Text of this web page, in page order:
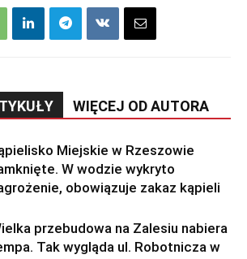
WIĘCEJ OD AUTORA
Miejskie w Rzeszowie
W wodzie wykryto
obowiązuje zakaz kąpieli
przebudowa na Zalesiu nabiera
Tak wygląda ul. Robotnicza w